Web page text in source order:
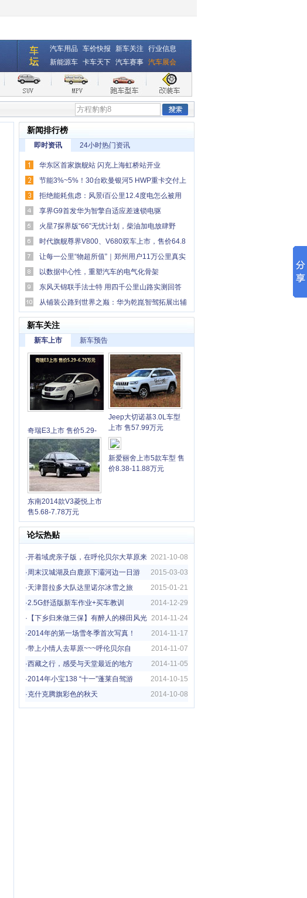
汽车用品 车价快报 新车关注 行业信息
新能源车 卡车天下 汽车赛事 汽车展会
新闻排行榜
即时资讯 24小时热门资讯
华东区首家旗舰站 闪充上海虹桥站开业
节能3%~5%！30台欧曼银河5 HWP重卡交付上
海客户 促进物流运输升级
拒绝能耗焦虑：风景i百公里12.4度电怎么被用
户踩出来的？
享界G9首发华为智擎自适应差速锁电驱
火星7探界版“66”无忧计划，柴油加电放肆野
时代旗舰尊界V800、V680双车上市，售价64.8
万元起，全国展车现已到店
让每一公里“物超所值”｜郑州用户11万公里真实
口碑，卡文小卡撑起一个家
以数据中心性，重塑汽车的电气化骨架
东风天锦联手法士特 用四千公里山路实测回答
何为“中卡创富优解”
从铺装公路到世界之巅：华为乾崑智驾拓展出辅
助驾驶“最后一公里”
新车关注
新车上市 新车预告
奇瑞E3上市 售价5.29-
6.79万元
Jeep大切诺基3.0L车型
上市 售57.99万元
东南2014款V3菱悦上市
售5.68-7.78万元
新爱丽舍上市5款车型 售
价8.38-11.88万元
论坛热贴
2021-10-08
·开着域虎亲子版，在呼伦贝尔大草原来
一场亲子旅行
2015-03-03
·周末汉城湖及白鹿原下灞河边一日游
2015-01-21
·天津普拉多大队达里诺尔冰雪之旅
2014-12-29
·2.5G舒适版新车作业+买车教训
2014-11-24
· 【下乡归来做三保】有醉人的梯田风光
哦
2014-11-17
·2014年的第一场雪冬季首次写真！
2014-11-07
·带上小情人去草原~~~呼伦贝尔自
驾！！！
2014-11-05
·西藏之行，感受与天堂最近的地方
2014-10-15
·2014年小宝138 “十一”蓬莱自驾游
2014-10-08
·克什克腾旗彩色的秋天